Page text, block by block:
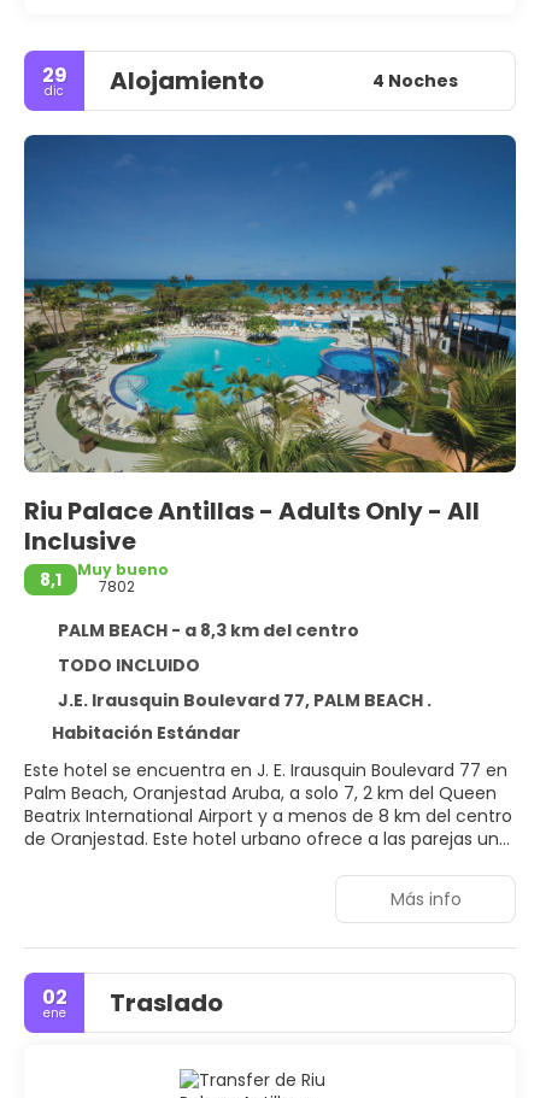
29
dic Alojamiento 4 Noches
Riu Palace Antillas - Adults Only - All
Inclusive
8,1
Muy bueno
7802
PALM BEACH - a 8,3 km del centro
TODO INCLUIDO
J.E. Irausquin Boulevard 77, PALM BEACH .
Habitación Estándar
Este hotel se encuentra en J. E. Irausquin Boulevard 77 en
Palm Beach, Oranjestad Aruba, a solo 7, 2 km del Queen
Beatrix International Airport y a menos de 8 km del centro
de Oranjestad. Este hotel urbano ofrece a las parejas un
instalaciones y una amplia gama de servicios te
garantizarán una experiencia inolvidable en el Caribe. Este
magnífico palacio te ofrece todo lo que necesitas para
relajarte y recuperar fuerzas durante tu estancia. Si
buscas el equilibrio perfecto entre elegancia y
entretenimiento, este hotel es el lugar ideal. Las
habitaciones Elite Club ofrecen los siguientes beneficios:
premium, acceso a sala de estar y restaurantes
exclusivos, acceso a área de piscina exclusiva, late
Más info
02
ene Traslado